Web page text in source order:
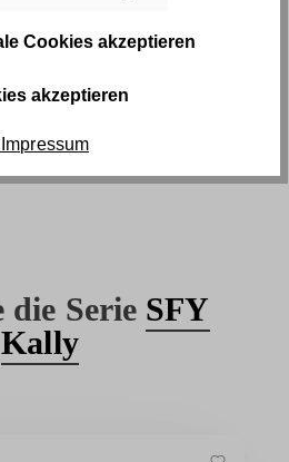
Tagen
die Serie SFY
Kally
Cookies akzeptieren
akzeptieren